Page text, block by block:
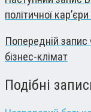
політичної
Попередній запис
бізнес-клімат
Подібні